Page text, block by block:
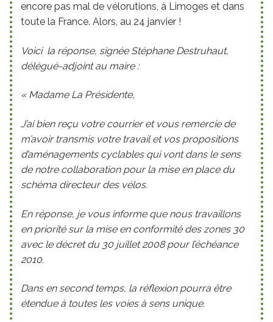
encore pas mal de vélorutions, à Limoges et dans
toute la France. Alors, au 24 janvier !
Voici la réponse, signée Stéphane Destruhaut,
délégué-adjoint au maire :
« Madame La Présidente,
J’ai bien reçu votre courrier et vous remercie de
m’avoir transmis votre travail et vos propositions
d’aménagements cyclables qui vont dans le sens
de notre collaboration pour la mise en place du
schéma directeur des vélos.
En réponse, je vous informe que nous travaillons
en priorité sur la mise en conformité des zones 30
avec le décret du 30 juillet 2008 pour l’échéance
2010.
Dans en second temps, la réflexion pourra être
étendue à toutes les voies à sens unique.